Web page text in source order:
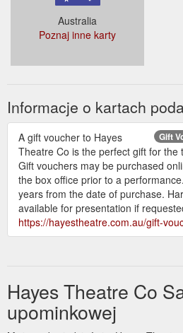
Australia
Poznaj inne karty
Informacje o kartach
Gift
A gift voucher to Hayes
Theatre Co is the perfect gift for the
Gift vouchers may be purchased
the box office prior to a
years from the date of purchase.
available for presentation if
https://hayestheatre.com.au/gift-
Hayes Theatre Co
upominkowej